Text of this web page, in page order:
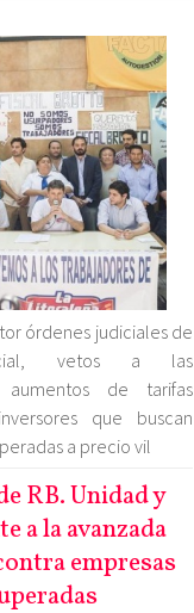
órdenes judiciales de
vetos a las
aumentos de tarifas
que buscan
a precio vil
RB. Unidad y
a la avanzada
empresas